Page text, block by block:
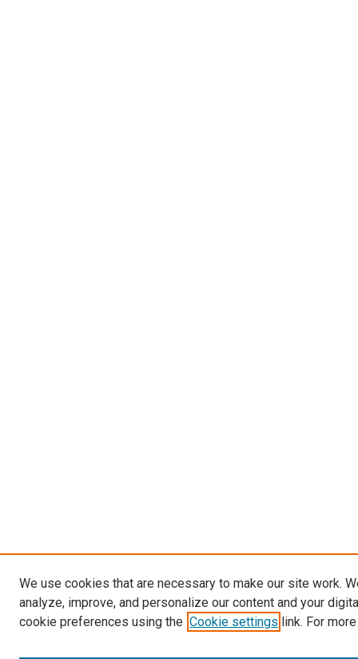
We use cookies that are necessary to make our site work.
analyze, improve, and personalize our content and your
cookie preferences using the Cookie settings link. For